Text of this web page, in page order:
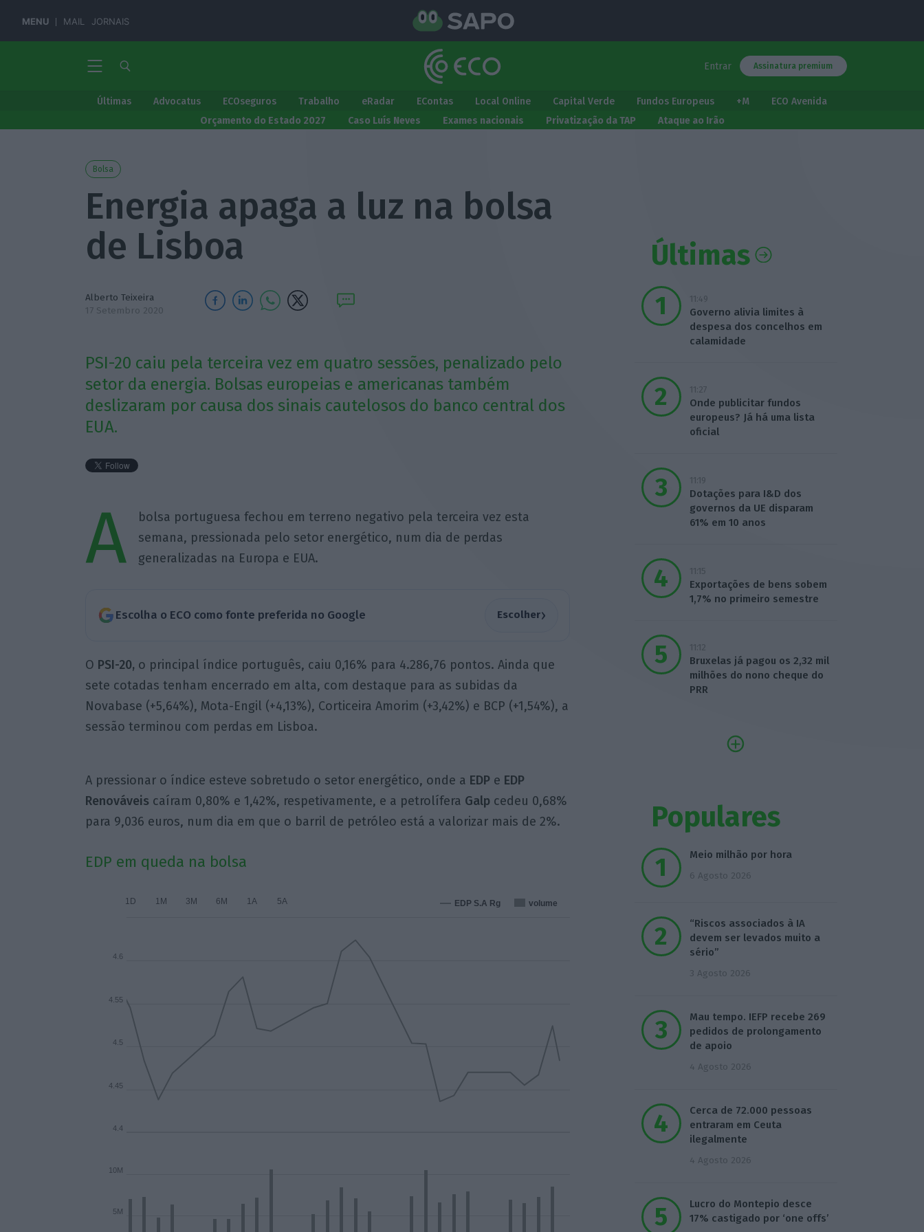
MENU MAIL JORNAIS
Entrar Assinatura premium
Últimas Advocatus ECOseguros Trabalho eRadar EContas Local Online Capital Verde Fundos Europeus +M
ECO Avenida
Orçamento do Estado 2027
Caso Luís Neves Exames nacionais Privatização da TAP Ataque ao Irão
Bolsa
Energia apaga a luz na bolsa
de Lisboa
Alberto Teixeira
17 Setembro 2020
PSI-20 caiu pela terceira vez em quatro sessões, penalizado pelo
setor da energia. Bolsas europeias e americanas também
deslizaram por causa dos sinais cautelosos do banco central dos
EUA.
A
bolsa portuguesa fechou em terreno negativo pela terceira vez esta
semana, pressionada pelo setor energético, num dia de perdas
generalizadas na Europa e EUA.
Escolha o ECO como fonte preferida no Google Escolher›
O PSI-20, o principal índice português, caiu 0,16% para 4.286,76 pontos. Ainda que
sete cotadas tenham encerrado em alta, com destaque para as subidas da
Novabase (+5,64%), Mota-Engil (+4,13%), Corticeira Amorim (+3,42%) e BCP (+1,54%), a
sessão terminou com perdas em Lisboa.
A pressionar o índice esteve sobretudo o setor energético, onde a EDP e EDP
Renováveis caíram 0,80% e 1,42%, respetivamente, e a petrolífera Galp cedeu 0,68%
para 9,036 euros, num dia em que o barril de petróleo está a valorizar mais de 2%.
EDP em queda na bolsa
1D 1M 3M 6M 1A 5A EDP S.A Rg volume
4.4
4.45
4.5
4.55
4.6
5M
10M
Últimas
11:49
Governo alivia limites à
despesa dos concelhos em
calamidade
11:27
Onde publicitar fundos
europeus? Já há uma lista
oficial
11:19
Dotações para I&D dos
governos da UE disparam
61% em 10 anos
11:15
Exportações de bens sobem
1,7% no primeiro semestre
11:12
Bruxelas já pagou os 2,32 mil
milhões do nono cheque do
PRR
Populares
Meio milhão por hora
6 Agosto 2026
“Riscos associados à IA
devem ser levados muito a
sério”
3 Agosto 2026
Mau tempo. IEFP recebe 269
pedidos de prolongamento
de apoio
4 Agosto 2026
Cerca de 72.000 pessoas
entraram em Ceuta
ilegalmente
4 Agosto 2026
Lucro do Montepio desce
17% castigado por ‘one offs’